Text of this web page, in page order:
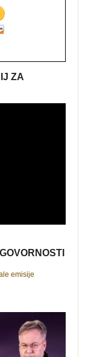
ZA
emisije